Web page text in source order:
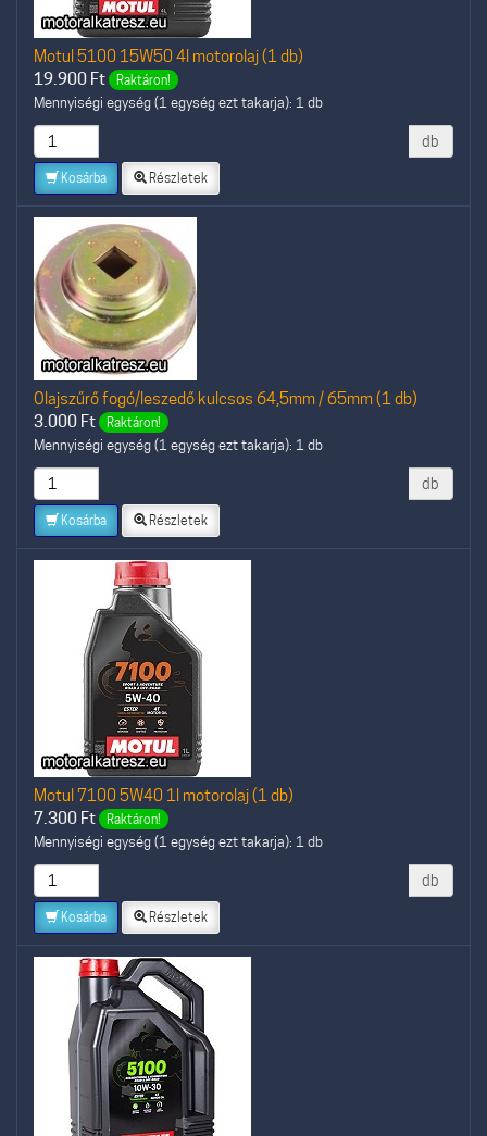
Motul 5100 15W50 4l motorolaj (1 db)
19.900 Ft Raktáron!
Mennyiségi egység (1 egység ezt takarja): 1 db
db
Kosárba Részletek
Olajszűrő fogó/leszedő kulcsos 64,5mm / 65mm (1 db)
3.000 Ft Raktáron!
Mennyiségi egység (1 egység ezt takarja): 1 db
db
Kosárba Részletek
Motul 7100 5W40 1l motorolaj (1 db)
7.300 Ft Raktáron!
Mennyiségi egység (1 egység ezt takarja): 1 db
db
Kosárba Részletek